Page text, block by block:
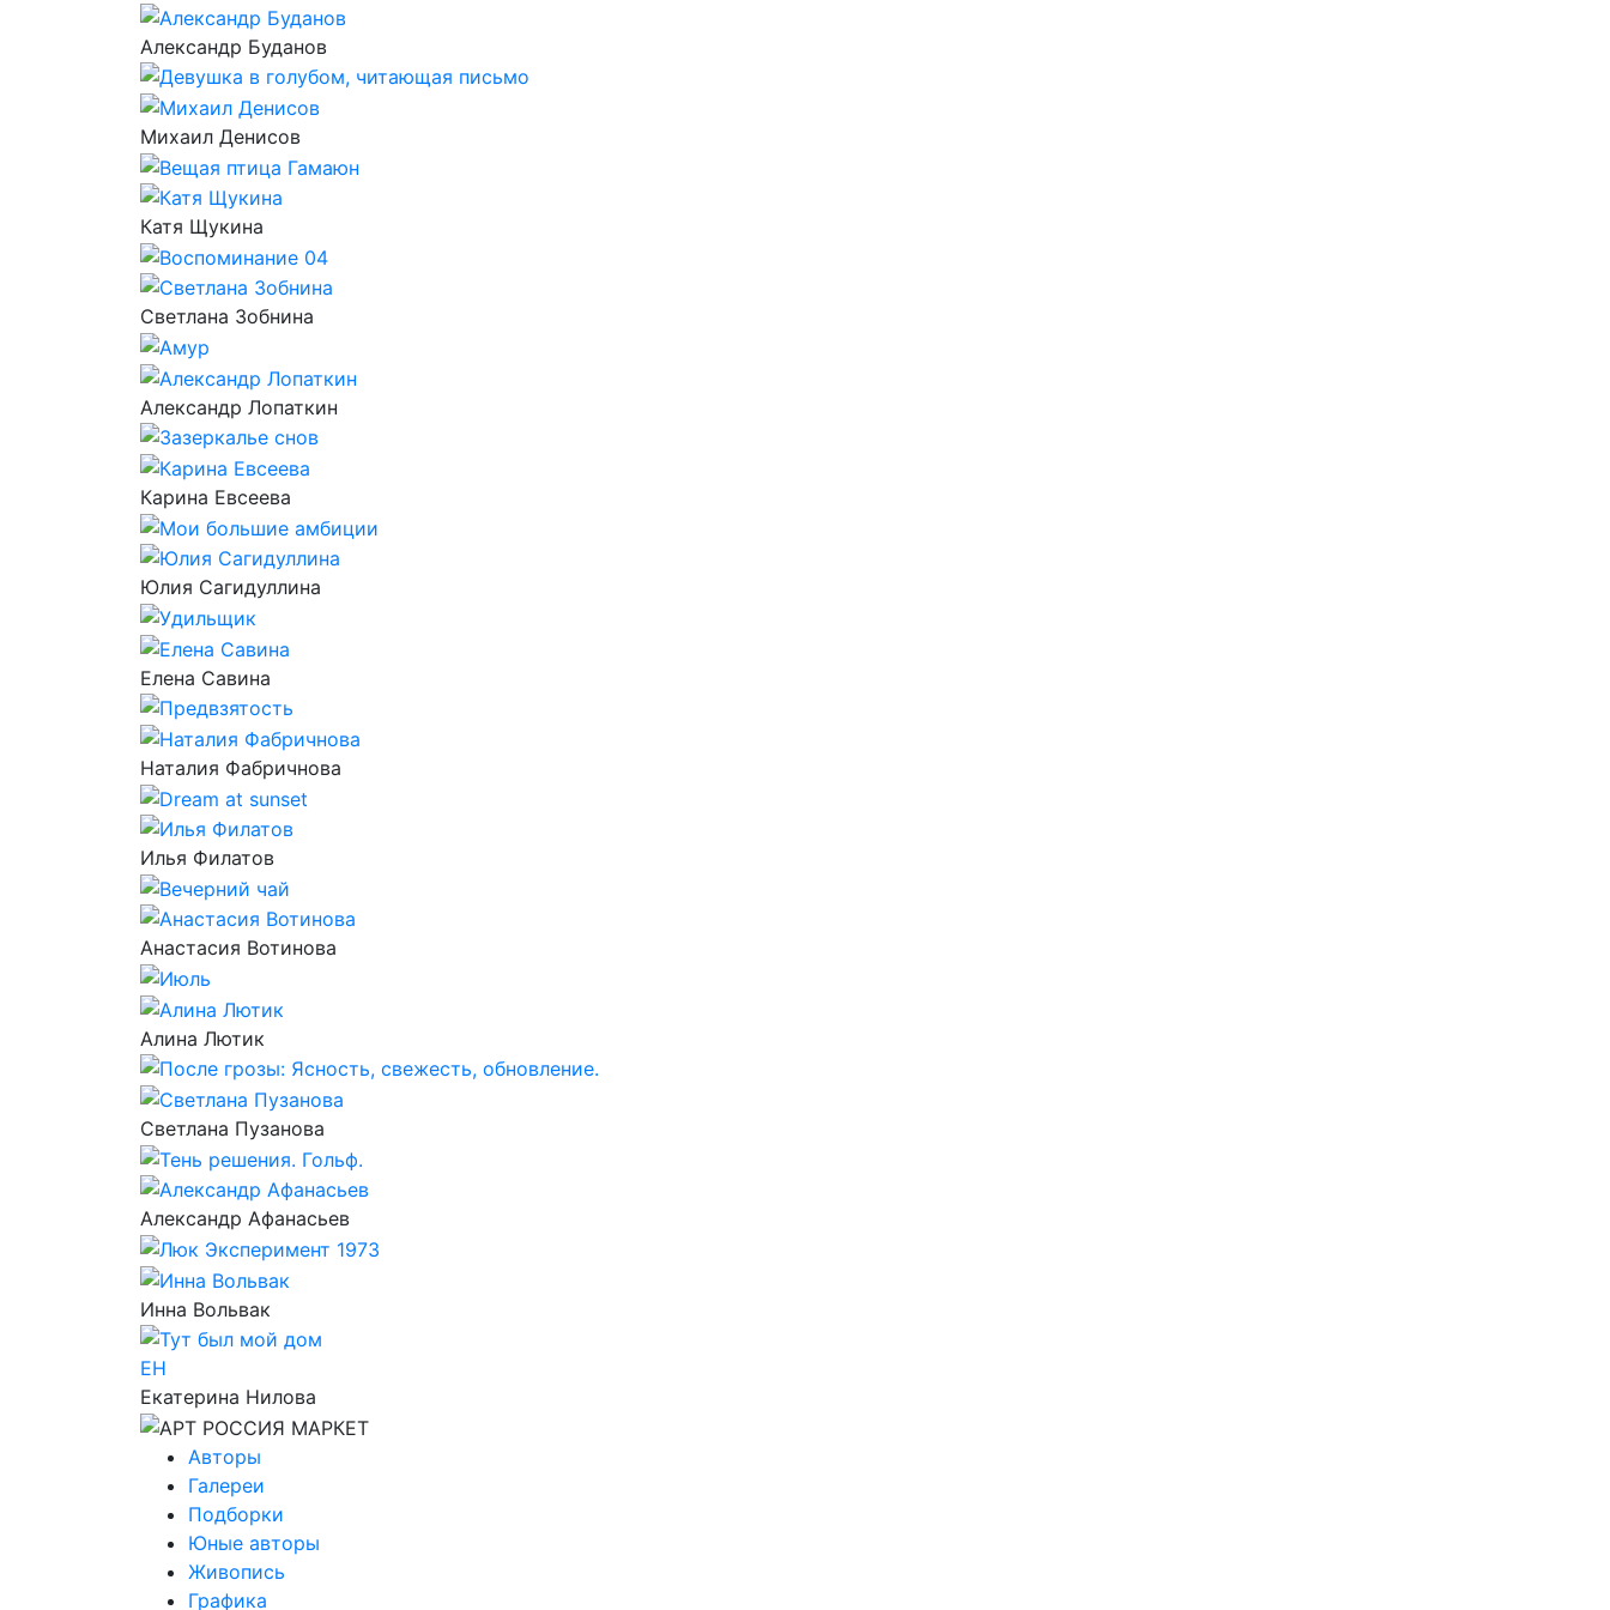
Александр Буданов
Михаил Денисов
Катя Щукина
Светлана Зобнина
Александр Лопаткин
Карина Евсеева
Юлия Сагидуллина
Елена Савина
Наталия Фабричнова
Илья Филатов
Анастасия Вотинова
Алина Лютик
Светлана Пузанова
Александр Афанасьев
Инна Вольвак
ЕН
Екатерина Нилова
Авторы
Галереи
Подборки
Юные авторы
Живопись
Графика